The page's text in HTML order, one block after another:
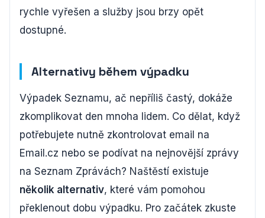
rychle vyřešen a služby jsou brzy opět
dostupné.
Alternativy během výpadku
Výpadek Seznamu, ač nepříliš častý, dokáže
zkomplikovat den mnoha lidem. Co dělat, když
potřebujete nutně zkontrolovat email na
Email.cz nebo se podívat na nejnovější zprávy
na Seznam Zprávách? Naštěstí existuje
několik alternativ, které vám pomohou
překlenout dobu výpadku. Pro začátek zkuste